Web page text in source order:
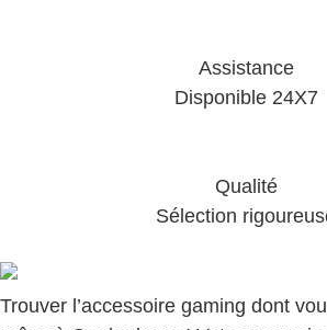
Assistance
Disponible 24X7
Qualité
Sélection
Trouver l’accessoire gaming dont